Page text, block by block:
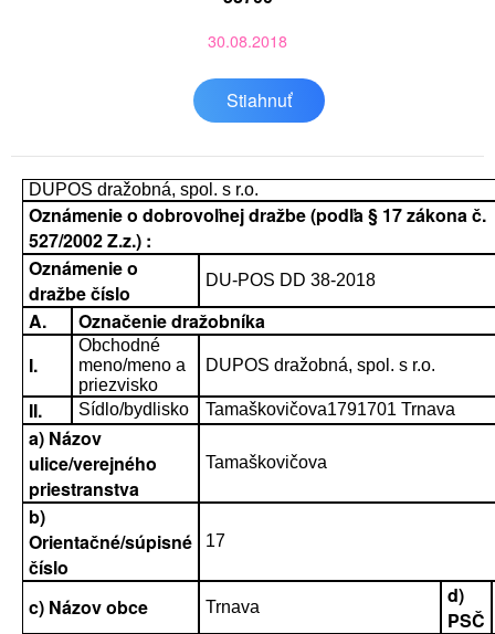
30.08.2018
Stiahnuť
DUPOS dražobná, spol. s r.o.
Oznámenie o dobrovoľnej dražbe (podľa § 17 zákona č.
527/2002 Z.z.) :
Oznámenie o
dražbe číslo
DU-POS DD 38-2018
A.
Označenie dražobníka
I.
Obchodné
meno/meno a
priezvisko
DUPOS dražobná, spol. s r.o.
II. Sídlo/bydlisko Tamaškovičova1791701 Trnava
a) Názov
ulice/verejného
priestranstva
Tamaškovičova
b)
Orientačné/súpisné
číslo
17
c) Názov obce Trnava
d)
PSČ